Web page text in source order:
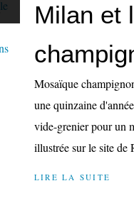
Milan et
Mosaïque
une quinzaine
vide-grenier pour un
illustrée sur le site de
LIRE LA SUITE